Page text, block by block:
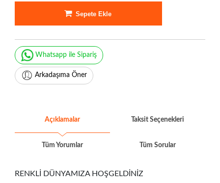
Sepete Ekle
Whatsapp ile Sipariş
Arkadaşıma Öner
Açıklamalar Taksit Seçenekleri
Tüm Yorumlar Tüm Sorular
RENKLİ DÜNYAMIZA HOŞGELDİNİZ